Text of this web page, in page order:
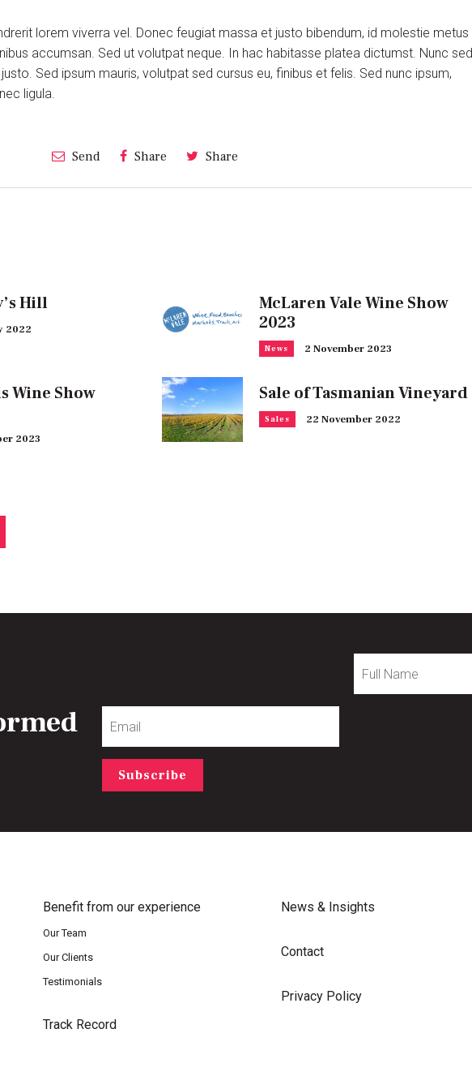
lorem viverra vel. Donec feugiat massa et justo bibendum, id molestie metus
accumsan. Sed ut volutpat neque. In hac habitasse platea dictumst. Nunc sed
Sed ipsum mauris, volutpat sed cursus eu, finibus et felis. Sed nunc ipsum,
ligula.
Send Share Share
Hill
2022
McLaren Vale Wine Show
2023
News 2 November 2023
Wine Show
2023
Sale of Tasmanian Vineyard
Sales 22 November 2022
Name
Subscribe
Benefit from our experience
Our Team
Our Clients
Testimonials
Track Record
News & Insights
Contact
Privacy Policy